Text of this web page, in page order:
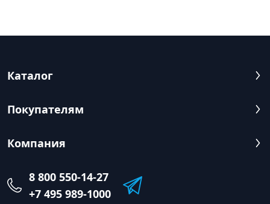
Каталог
Покупателям
Компания
8 800 550-14-27
+7 495 989-1000